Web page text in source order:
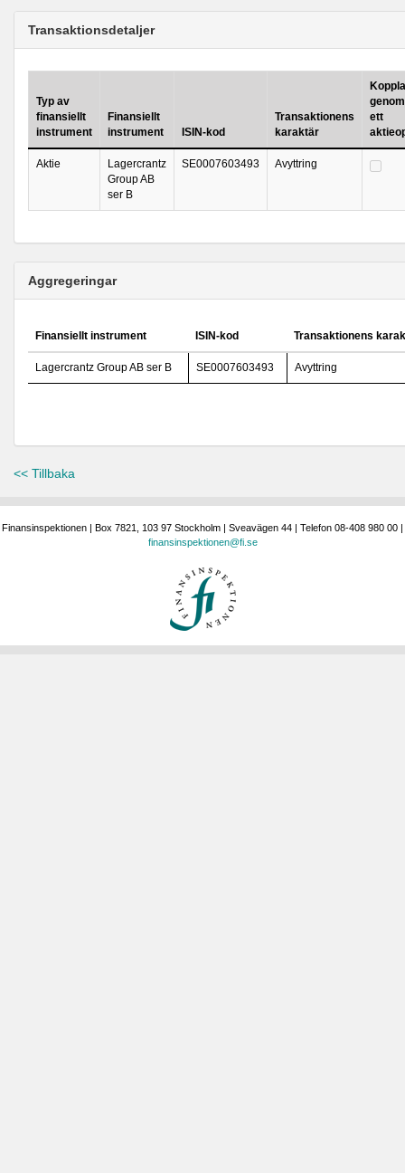
Transaktionsdetaljer
Typ av
finansiellt
instrument
Finansiellt
instrument
ISIN-kod
Transaktionens
karaktär
ett
Aktie
Lagercrantz
Group AB
ser B
SE0007603493 Avyttring
Aggregeringar
Finansiellt instrument ISIN-kod Transaktionens
Lagercrantz Group AB ser B SE0007603493 Avyttring
<< Tillbaka
Finansinspektionen | Box 7821, 103 97 Stockholm | Sveavägen 44 | Telefon 08-408 980 00 |
finansinspektionen@fi.se